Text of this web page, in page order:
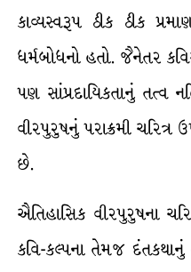
કાવ્યસ્વરૂપ ઠીક ઠીક
ધર્મબોધનો હતો. જૈનેતર
પણ સાંપ્રદાયિકતાનું તત્વ
વીરપુરુષનું પરાક્રમી
છે.
ઐતિહાસિક વીરપુરુષના
કવિ-કલ્પના તેમજ